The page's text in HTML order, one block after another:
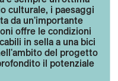
culturale, i paesaggi
da un'importante
offre le condizioni
in sella a una bici
del progetto
il potenziale